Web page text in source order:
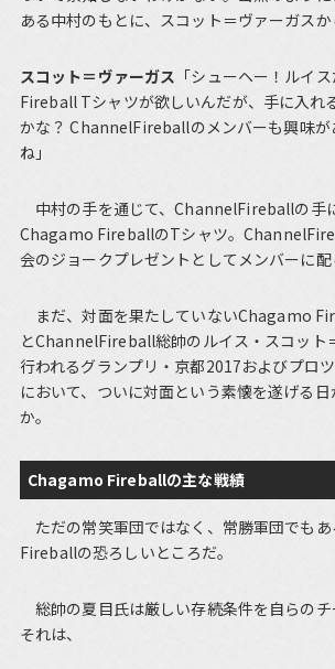
ある中村のもとに、スコット＝ヴァーガスか
スコット＝ヴァーガス 「シューヘー！ルイ
Fireball Tシャツが欲しいんだが、手に入れ
かな？ ChannelFireballのメンバーも興味が
ね」
中村の手を通じて、ChannelFireballの手に
Chagamo FireballのTシャツ。
会のジョークプレゼントとしてメンバーに配
まだ、対面を果たしていないChagamo
とChannelFireball総帥のルイス・スコット
行われるグランプリ・京都2017およびプロツ
において、ついに対面という素懐を遂げる
か。
Chagamo Fireballの主な戦績
ただの常笑軍団ではなく、常勝軍団でも
Fireballの恐ろしいところだ。
総帥の夏目氏は厳しい存続条件を自らのチ
それは、